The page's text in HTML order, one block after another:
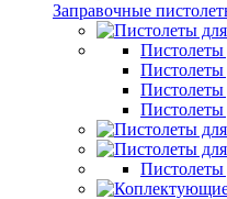
Заправочные
Пистолеты
Пистолеты
Пистолеты